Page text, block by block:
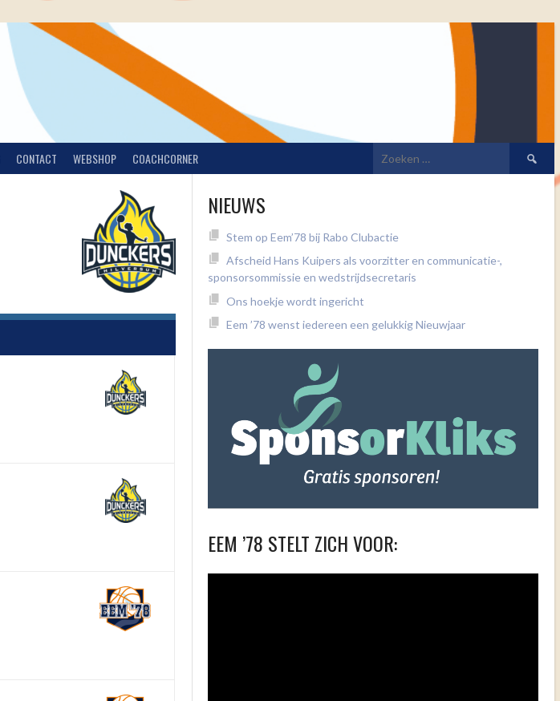
CONTACT WEBSHOP COACHCORNER
Zoeken
naar:
NIEUWS
Stem op Eem’78 bij Rabo Clubactie
Afscheid Hans Kuipers als voorzitter en communicatie-,
sponsorsommissie en wedstrijdsecretaris
Ons hoekje wordt ingericht
Eem ’78 wenst iedereen een gelukkig Nieuwjaar
EEM ’78 STELT ZICH VOOR: